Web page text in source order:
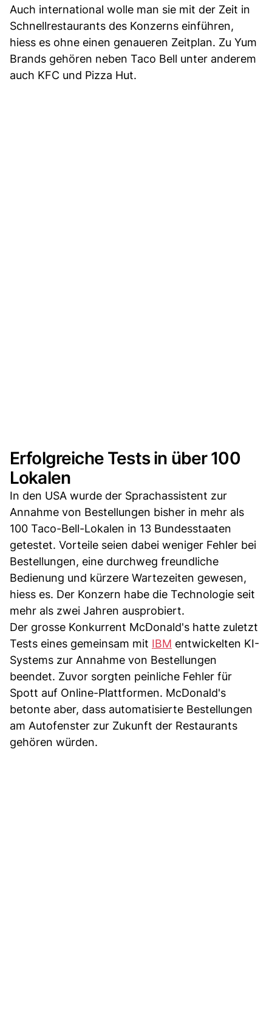
Auch international wolle man sie mit der Zeit in
Schnellrestaurants des Konzerns einführen,
hiess es ohne einen genaueren Zeitplan. Zu Yum
Brands gehören neben Taco Bell unter anderem
auch KFC und Pizza Hut.
Erfolgreiche Tests in über 100
Lokalen
In den USA wurde der Sprachassistent zur
Annahme von Bestellungen bisher in mehr als
100 Taco-Bell-Lokalen in 13 Bundesstaaten
getestet. Vorteile seien dabei weniger Fehler bei
Bestellungen, eine durchweg freundliche
Bedienung und kürzere Wartezeiten gewesen,
hiess es. Der Konzern habe die Technologie seit
mehr als zwei Jahren ausprobiert.
Der grosse Konkurrent McDonald's hatte zuletzt
Tests eines gemeinsam mit IBM entwickelten KI-
Systems zur Annahme von Bestellungen
beendet. Zuvor sorgten peinliche Fehler für
Spott auf Online-Plattformen. McDonald's
betonte aber, dass automatisierte Bestellungen
am Autofenster zur Zukunft der Restaurants
gehören würden.